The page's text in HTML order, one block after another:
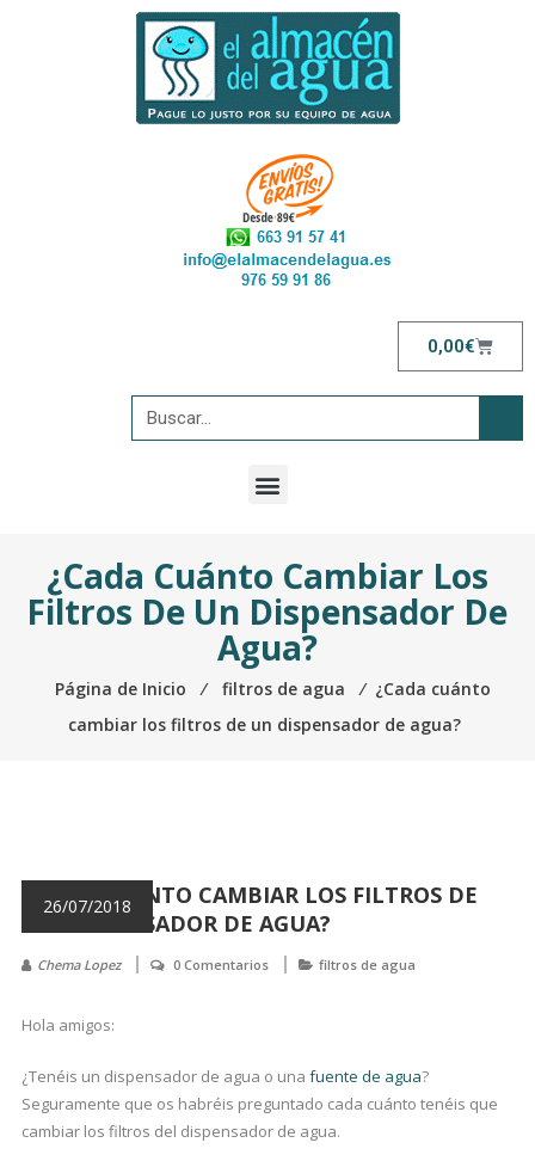
0,00€
¿Cada Cuánto Cambiar Los
Filtros De Un Dispensador De
Agua?
Página de Inicio ⁄ filtros de agua ⁄ ¿Cada cuánto
cambiar los filtros de un dispensador de agua?
26/07/2018
¿CADA CUÁNTO CAMBIAR LOS FILTROS DE
UN DISPENSADOR DE AGUA?
Chema Lopez 0 Comentarios filtros de agua
Hola amigos:
¿Tenéis un dispensador de agua o una fuente de agua?
Seguramente que os habréis preguntado cada cuánto tenéis que
cambiar los filtros del dispensador de agua.